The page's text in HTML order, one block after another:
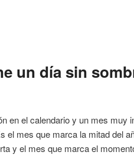
un día sin
en el calendario y un mes muy
el mes que marca la mitad del
y el mes que marca el